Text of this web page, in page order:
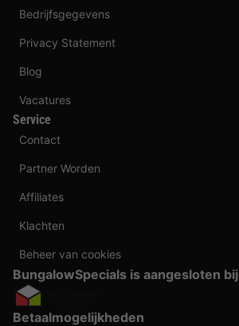
Bedrijfsgegevens
Privacy Statement
Blog
Vacatures
Service
Contact
Partner Worden
Affiliates
Klachten
Beheer van cookies
BungalowSpecials is aangesloten bij
Betaalmogelijkheden